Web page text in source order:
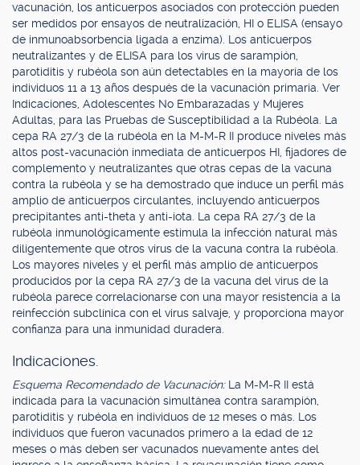
vacunación, los anticuerpos asociados con protección pueden
ser medidos por ensayos de neutralización, HI o ELISA (ensayo
de inmunoabsorbencia ligada a enzima). Los anticuerpos
neutralizantes y de ELISA para los virus de sarampión,
parotiditis y rubéola son aún detectables en la mayoría de los
individuos 11 a 13 años después de la vacunación primaria. Ver
Indicaciones, Adolescentes No Embarazadas y Mujeres
Adultas, para las Pruebas de Susceptibilidad a la Rubéola. La
cepa RA 27/3 de la rubéola en la M-M-R II produce niveles más
altos post-vacunación inmediata de anticuerpos HI, fijadores de
complemento y neutralizantes que otras cepas de la vacuna
contra la rubéola y se ha demostrado que induce un perfil más
amplio de anticuerpos circulantes, incluyendo anticuerpos
precipitantes anti-theta y anti-iota. La cepa RA 27/3 de la
rubéola inmunológicamente estimula la infección natural más
diligentemente que otros virus de la vacuna contra la rubéola.
Los mayores niveles y el perfil más amplio de anticuerpos
producidos por la cepa RA 27/3 de la vacuna del virus de la
rubéola parece correlacionarse con una mayor resistencia a la
reinfección subclínica con el virus salvaje, y proporciona mayor
confianza para una inmunidad duradera.
Indicaciones.
Esquema Recomendado de Vacunación: La M-M-R II está
indicada para la vacunación simultánea contra sarampión,
parotiditis y rubéola en individuos de 12 meses o más. Los
individuos que fueron vacunados primero a la edad de 12
meses o más deben ser vacunados nuevamente antes del